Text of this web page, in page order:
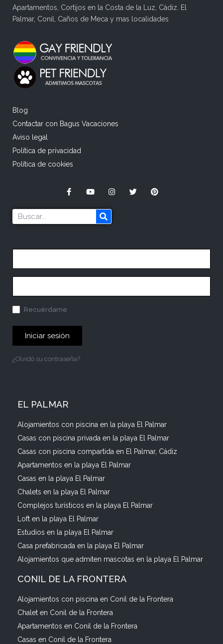
Apartamentos, Cortijos en la Costa de la Luz, Cádiz. El
Palmar, Conil, Caños de Meca y mas localidades
Blog
Contactar con Bagus Vacaciones
Aviso legal
Política de privacidad
Política de cookies
Recuérdame
Iniciar sesión
¿Olvidó su contraseña?
EL PALMAR
Alojamientos con piscina en la playa El Palmar
Casas con piscina privada en la playa El Palmar
Casas con piscina compartida en El Palmar, Cádiz
Apartamentos en la playa El Palmar
Casas en la playa El Palmar
Chalets en la playa El Palmar
Complejos turísticos en la playa El Palmar
Loft en la playa El Palmar
Estudios en la playa El Palmar
Casa prefabricada en la playa El Palmar
Alojamientos que admiten mascotas en la playa El Palmar
CONIL DE LA FRONTERA
Alojamientos con piscina en Conil de la Frontera
Chalet en Conil de la Frontera
Apartamentos en Conil de la Frontera
Casas en Conil de la Frontera